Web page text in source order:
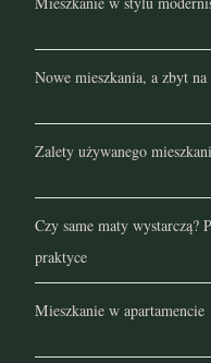
Nowe mieszkania, a zbyt
Zalety używanego
Czy same maty wystarczą?
praktyce
Mieszkanie w apartamencie